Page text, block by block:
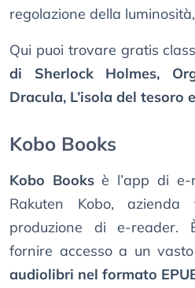
regolazione della
Qui puoi trovare gratis
di Sherlock Holmes,
Dracula, L’isola del tesoro
Kobo Books
Kobo Booksè l’app di e-
Rakuten Kobo,
produzione di e-
fornire accesso a un vasto
audiolibri nel formato